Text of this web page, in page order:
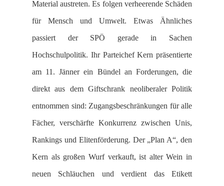
Material austreten. Es folgen verheerende Schäden
für Mensch und Umwelt. Etwas Ähnliches
passiert der SPÖ gerade in Sachen
Hochschulpolitik. Ihr Parteichef Kern präsentierte
am 11. Jänner ein Bündel an Forderungen, die
direkt aus dem Giftschrank neoliberaler Politik
entnommen sind: Zugangsbeschränkungen für alle
Fächer, verschärfte Konkurrenz zwischen Unis,
Rankings und Elitenförderung. Der „Plan A“, den
Kern als großen Wurf verkauft, ist alter Wein in
neuen Schläuchen und verdient das Etikett